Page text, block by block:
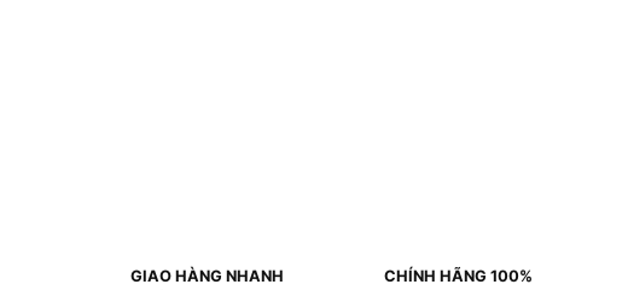
GIAO HÀNG NHANH
CHÍNH HÃNG 100%